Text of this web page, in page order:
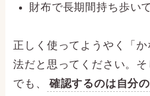
財布で長期間持ち歩い
正しく使ってようやく「
法だと思ってください。
でも、
確認するのは自分